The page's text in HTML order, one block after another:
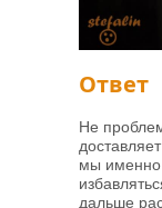
Ответ
Не
мы именно
дальше